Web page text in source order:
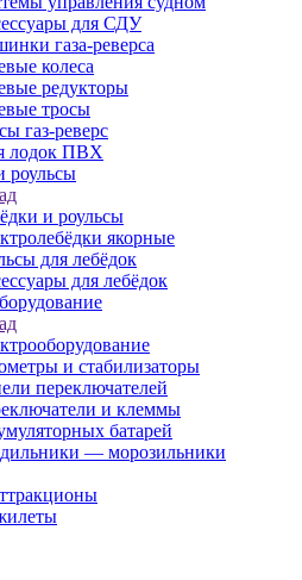
для СДУ
газа-реверса
колеса
редукторы
тросы
газ-реверс
лодок ПВХ
роульсы
и роульсы
якорные
для лебёдок
для лебёдок
и стабилизаторы
переключателей
и клеммы
батарей
— морозильники